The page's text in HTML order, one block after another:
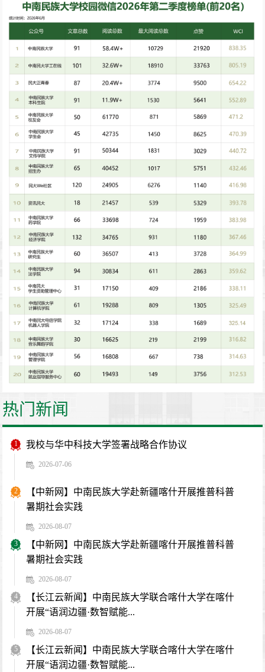
热门新闻
1 我校与华中科技大学签署战略合作协议
2026-07-06
2
【中新网】中南民族大学赴新疆喀什开展推普科普
暑期社会实践
2026-08-07
3
【中新网】中南民族大学赴新疆喀什开展推普科普
暑期社会实践
2026-08-07
4
【长江云新闻】中南民族大学联合喀什大学在喀什
开展“语润边疆·数智赋能...
2026-08-07
5
【长江云新闻】中南民族大学联合喀什大学在喀什
开展“语润边疆·数智赋能...